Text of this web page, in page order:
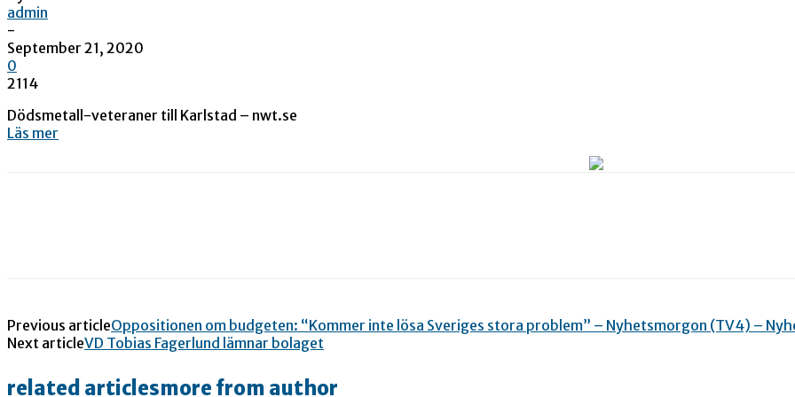
admin
-
September 21, 2020
0
2114
Dödsmetall-veteraner till Karlstad – nwt.se
Läs mer
Previous articleOppositionen om budgeten: “Kommer inte lösa Sveriges stora problem” – Nyhetsmorgon (TV4) –
Next articleVD Tobias Fagerlund lämnar bolaget
related articlesmore from author